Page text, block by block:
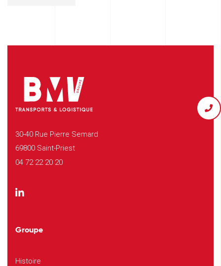
30-40 Rue Pierre Semard
69800 Saint-Priest
04 72 22 20 20
Groupe
Histoire